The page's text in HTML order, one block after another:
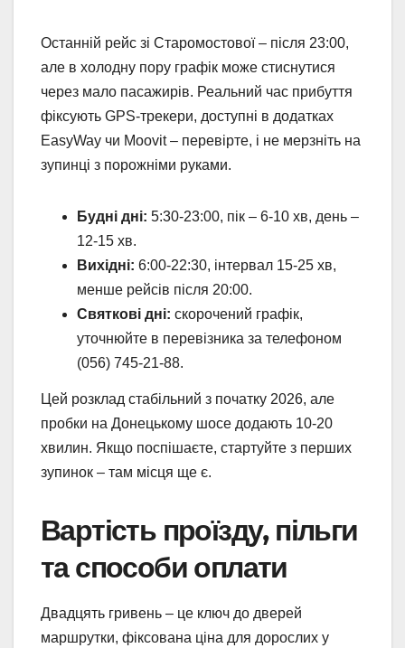
Останній рейс зі Старомостової – після 23:00,
але в холодну пору графік може стиснутися
через мало пасажирів. Реальний час прибуття
фіксують GPS-трекери, доступні в додатках
EasyWay чи Moovit – перевірте, і не мерзніть на
зупинці з порожніми руками.
Будні дні: 5:30-23:00, пік – 6-10 хв, день –
12-15 хв.
Вихідні: 6:00-22:30, інтервал 15-25 хв,
менше рейсів після 20:00.
Святкові дні: скорочений графік,
уточнюйте в перевізника за телефоном
(056) 745-21-88.
Цей розклад стабільний з початку 2026, але
пробки на Донецькому шосе додають 10-20
хвилин. Якщо поспішаєте, стартуйте з перших
зупинок – там місця ще є.
Вартість проїзду, пільги
та способи оплати
Двадцять гривень – це ключ до дверей
маршрутки, фіксована ціна для дорослих у